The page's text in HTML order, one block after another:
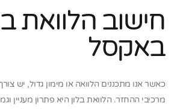
חישוב הלוואת
באקסל
כאשר אנו מתכננים הלוואה או מימון גדול, יש
מרכיבי ההחזר. הלוואת בלון היא פתרון מעניין